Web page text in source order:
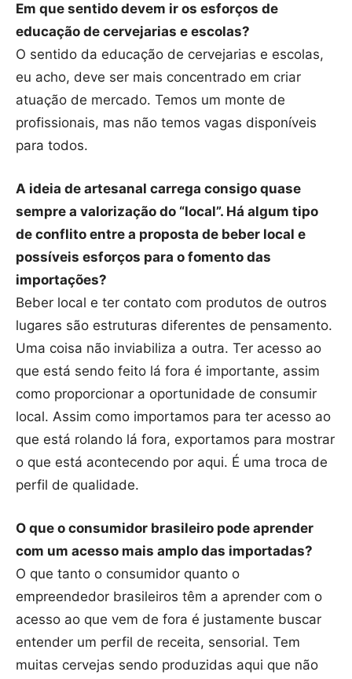
Em que sentido devem ir os esforços de
educação de cervejarias e escolas?
O sentido da educação de cervejarias e escolas,
eu acho, deve ser mais concentrado em criar
atuação de mercado. Temos um monte de
profissionais, mas não temos vagas disponíveis
para todos.
A ideia de artesanal carrega consigo quase
sempre a valorização do “local”. Há algum tipo
de conflito entre a proposta de beber local e
possíveis esforços para o fomento das
importações?
Beber local e ter contato com produtos de outros
lugares são estruturas diferentes de pensamento.
Uma coisa não inviabiliza a outra. Ter acesso ao
que está sendo feito lá fora é importante, assim
como proporcionar a oportunidade de consumir
local. Assim como importamos para ter acesso ao
que está rolando lá fora, exportamos para mostrar
o que está acontecendo por aqui. É uma troca de
perfil de qualidade.
O que o consumidor brasileiro pode aprender
com um acesso mais amplo das importadas?
O que tanto o consumidor quanto o
empreendedor brasileiros têm a aprender com o
acesso ao que vem de fora é justamente buscar
entender um perfil de receita, sensorial. Tem
muitas cervejas sendo produzidas aqui que não